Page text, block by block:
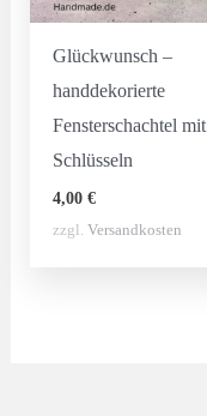
Glückwunsch –
handdekorierte
Fensterschachtel mit
Schlüsseln
4,00 €
zzgl. Versandkosten